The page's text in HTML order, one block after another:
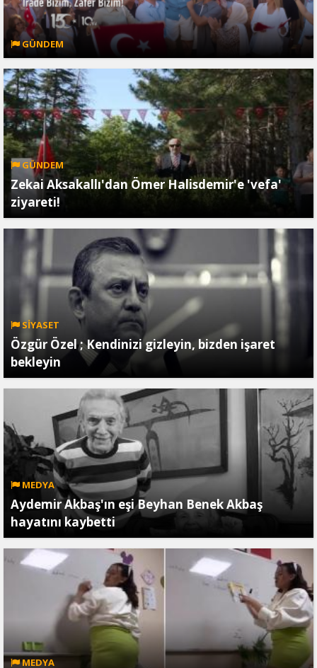
GÜNDEM
GÜNDEM
Zekai Aksakallı'dan Ömer Halisdemir'e 'vefa'
ziyareti!
SİYASET
Özgür Özel ; Kendinizi gizleyin, bizden işaret
bekleyin
MEDYA
Aydemir Akbaş'ın eşi Beyhan Benek Akbaş
hayatını kaybetti
MEDYA